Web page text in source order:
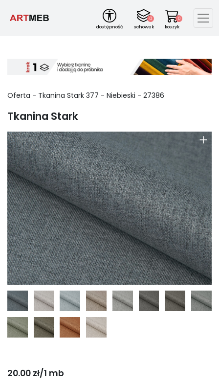
dostępność
0
schowek
0
koszyk
Oferta - Tkanina Stark 377 - Niebieski - 27386
Tkanina Stark
+
20.00 zł/1 mb